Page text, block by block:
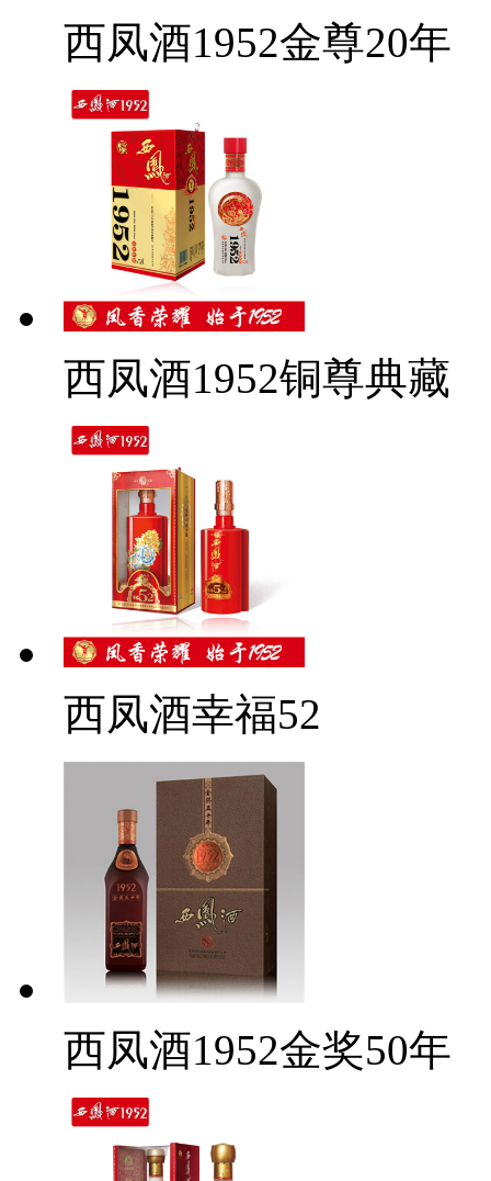
西凤酒1952金尊20年
西凤酒1952铜尊典藏
西凤酒幸福52
西凤酒1952金奖50年